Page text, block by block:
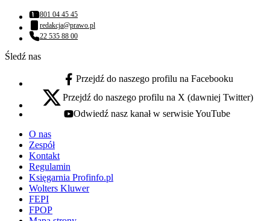
Numer telefonu:
801 04 45 45
Adres email:
redakcja@prawo.pl
Numer telefonu:
22 535 88 00
Śledź nas
facebook - otwiera się w nowej karcie
Przejdź do naszego profilu na Facebooku
x - otwiera się w nowej karcie
Przejdź do naszego profilu na X (dawniej Twitter)
youtube - otwiera się w nowej karcie
Odwiedź nasz kanał w serwisie YouTube
O nas
Zespół
Kontakt
Regulamin
Księgarnia Profinfo.pl
Wolters Kluwer
FEPI
FPOP